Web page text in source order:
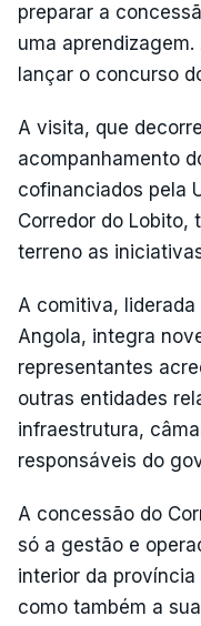
preparar a
uma
lançar o concurso
A visita, que
acompanhamento
cofinanciados pela
Corredor do Lobito,
terreno as
A comitiva, liderada
Angola, integra
representantes
outras entidades
infraestrutura,
responsáveis do
A concessão do
só a gestão e
interior da
como também a